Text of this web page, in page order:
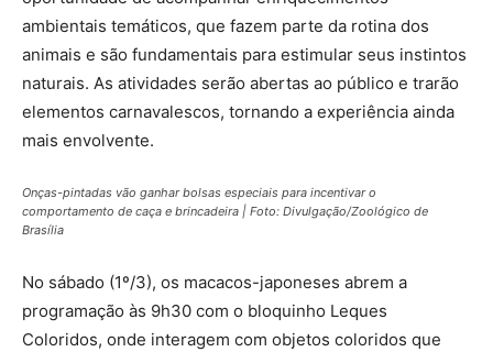
ambientais temáticos, que fazem parte da rotina dos
animais e são fundamentais para estimular seus instintos
naturais. As atividades serão abertas ao público e trarão
elementos carnavalescos, tornando a experiência ainda
mais envolvente.
Onças-pintadas vão ganhar bolsas especiais para incentivar o
comportamento de caça e brincadeira | Foto: Divulgação/Zoológico de
Brasília
No sábado (1º/3), os macacos-japoneses abrem a
programação às 9h30 com o bloquinho Leques
Coloridos, onde interagem com objetos coloridos que